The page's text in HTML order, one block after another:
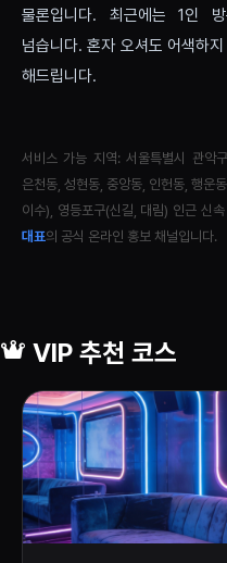
물론입니다. 최근에는 1인
넘습니다. 혼자 오셔도 어색하
해드립니다.
서비스 가능 지역: 서울특별시 관악
은천동, 성현동, 중앙동, 인헌동, 행운
이수), 영등포구(신길, 대림) 인근 신
대표의 공식 온라인 홍보 채널입니다.
VIP 추천 코스